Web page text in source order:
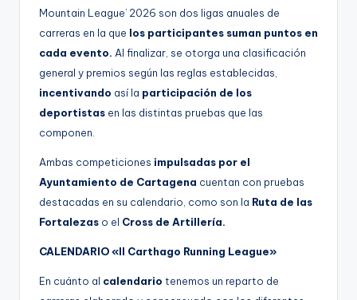
Mountain League’ 2026 son dos ligas anuales de
carreras en la que los participantes suman puntos en
cada evento. Al finalizar, se otorga una clasificación
general y premios según las reglas establecidas,
incentivando así la participación de los
deportistas en las distintas pruebas que las
componen.
Ambas competiciones impulsadas por el
Ayuntamiento de Cartagena cuentan con pruebas
destacadas en su calendario, como son la Ruta de las
Fortalezas o el Cross de Artillería.
CALENDARIO «II Carthago Running League»
En cuánto al calendario tenemos un reparto de